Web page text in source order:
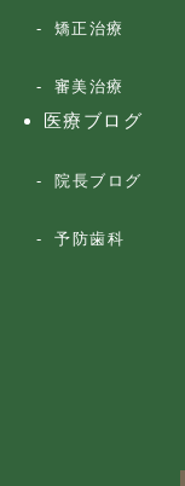
矯正治療
審美治療
医療ブログ
院長ブログ
予防歯科